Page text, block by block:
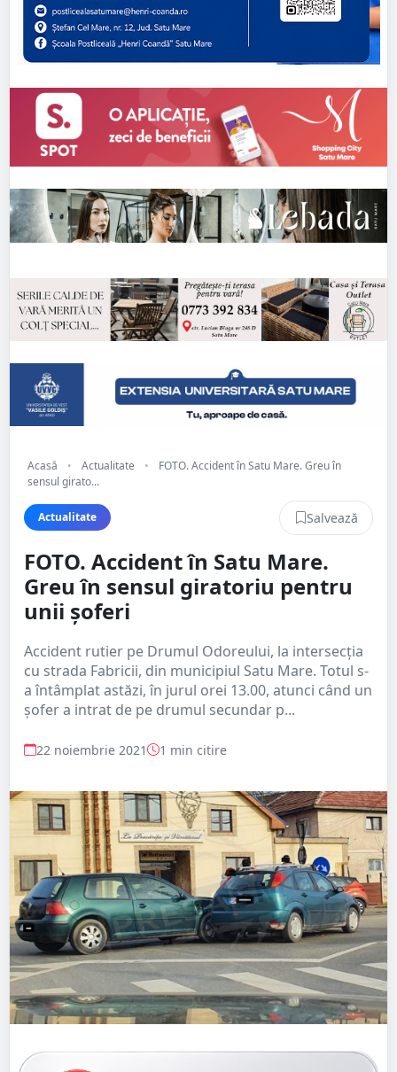
Acasă • Actualitate •
FOTO. Accident în Satu Mare. Greu în
sensul girato...
Actualitate Salvează
FOTO. Accident în Satu Mare.
Greu în sensul giratoriu pentru
unii șoferi
Accident rutier pe Drumul Odoreului, la intersecția
cu strada Fabricii, din municipiul Satu Mare. Totul s-
a întâmplat astăzi, în jurul orei 13.00, atunci când un
șofer a intrat de pe drumul secundar p...
22 noiembrie 2021 1 min citire